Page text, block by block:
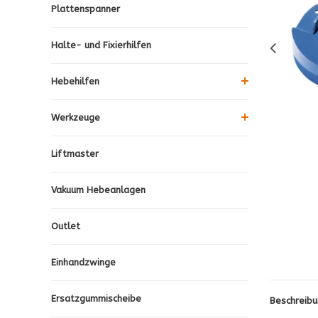
Plattenspanner
Halte- und Fixierhilfen
Hebehilfen
Werkzeuge
Liftmaster
Vakuum Hebeanlagen
Outlet
Einhandzwinge
Ersatzgummischeibe